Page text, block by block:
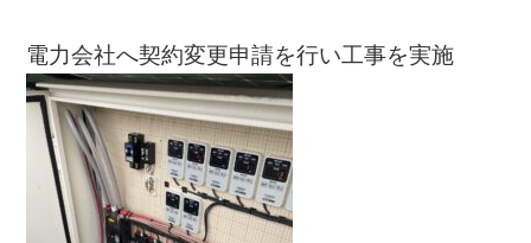
電力会社へ契約変更申請を行い工事を実施